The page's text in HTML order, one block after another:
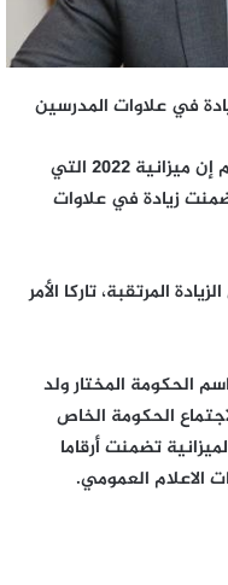
قال وزير المالية محمد الأمين مساء اليوم إن ميزانية 2022 التي
زيادة في علاوات
المرتقبة، تاركا الأمر
الحكومة المختار ولد
الحكومة الخاص
2022، إن هذه الميزانية تضمنت أرقاما
العمومي.